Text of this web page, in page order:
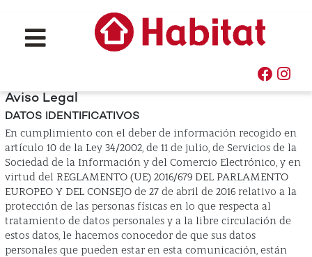
Aviso Legal
DATOS IDENTIFICATIVOS
En cumplimiento con el deber de información recogido en
artículo 10 de la Ley 34/2002, de 11 de julio, de Servicios de la
Sociedad de la Información y del Comercio Electrónico, y en
virtud del REGLAMENTO (UE) 2016/679 DEL PARLAMENTO
EUROPEO Y DEL CONSEJO de 27 de abril de 2016 relativo a la
protección de las personas físicas en lo que respecta al
tratamiento de datos personales y a la libre circulación de
estos datos, le hacemos conocedor de que sus datos
personales que pueden estar en esta comunicación, están